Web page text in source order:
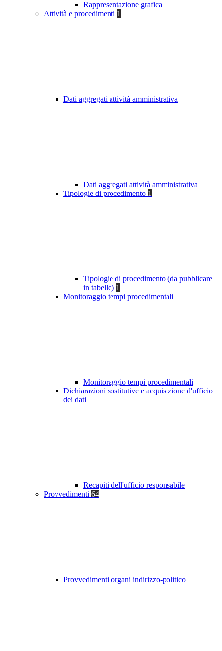
Rappresentazione grafica
Attività e procedimenti 1
Dati aggregati attività amministrativa
Dati aggregati attività amministrativa
Tipologie di procedimento 1
Tipologie di procedimento (da pubblicare
in tabelle) 1
Monitoraggio tempi procedimentali
Monitoraggio tempi procedimentali
Dichiarazioni sostitutive e acquisizione d'ufficio
dei dati
Recapiti dell'ufficio responsabile
Provvedimenti 64
Provvedimenti organi indirizzo-politico